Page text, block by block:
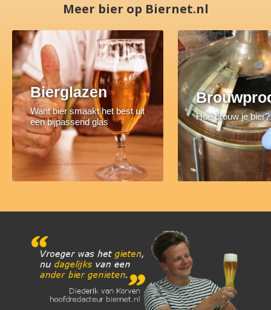
Meer bier op Biernet.nl
Bierglazen
Want bier smaakt het best uit
een bijpassend glas
Hoe brouw je bier?